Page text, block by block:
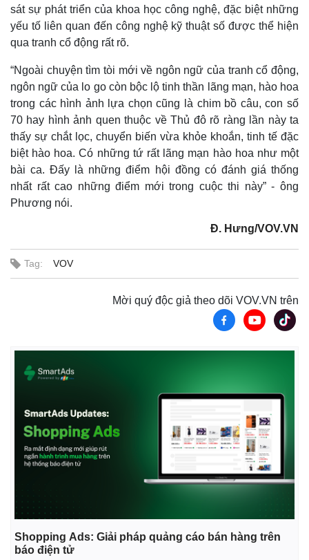
Kinh tế
Bất động sản
Khởi nghiệp
Thị trường
Giá vàng
Tiêu dùng
Tỷ giá
Chứng khoán
sát sự phát triển của khoa học công nghệ, đặc biệt những
yếu tố liên quan đến công nghệ kỹ thuật số được thể hiện
qua tranh cổ động rất rõ.
“Ngoài chuyện tìm tòi mới về ngôn ngữ của tranh cổ động,
ngôn ngữ của lo go còn bộc lộ tinh thần lãng mạn, hào hoa
trong các hình ảnh lựa chọn cũng là chim bồ câu, con số
70 hay hình ảnh quen thuộc về Thủ đô rõ ràng lần này ta
thấy sự chắt lọc, chuyển biến vừa khỏe khoắn, tinh tế đặc
biệt hào hoa. Có những tứ rất lãng mạn hào hoa như một
bài ca. Đấy là những điểm hội đồng có đánh giá thống
nhất rất cao những điểm mới trong cuộc thi này” - ông
Phương nói.
Đ. Hưng/VOV.VN
Tag: VOV
Mời quý độc giả theo dõi VOV.VN trên
Shopping Ads: Giải pháp quảng cáo bán hàng trên
báo điện tử